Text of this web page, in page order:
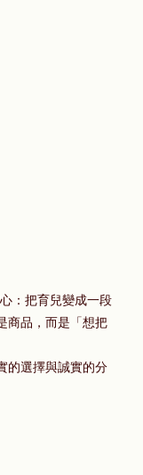
：把育兒變成一段
商品，而是「想把
的選擇與誠實的分